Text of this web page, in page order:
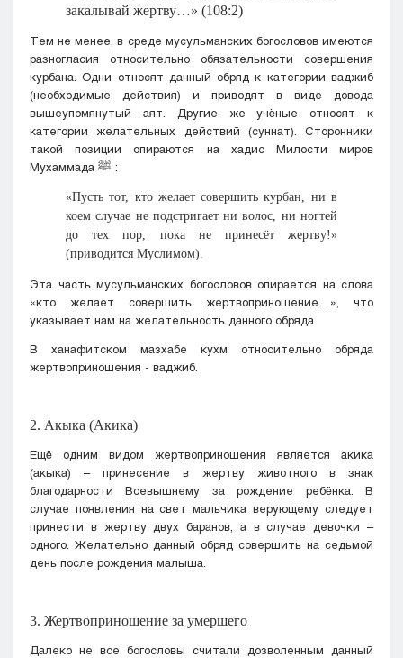
закалывай жертву…» (108:2)
Тем не менее, в среде мусульманских богословов имеются
разногласия относительно обязательности совершения
курбана. Одни относят данный обряд к категории ваджиб
(необходимые действия) и приводят в виде довода
вышеупомянутый аят. Другие же учёные относят к
категории желательных действий (суннат). Сторонники
такой позиции опираются на хадис Милости миров
Мухаммада ﷺ :
«Пусть тот, кто желает совершить курбан, ни в
коем случае не подстригает ни волос, ни ногтей
до тех пор, пока не принесёт жертву!»
(приводится Муслимом).
Эта часть мусульманских богословов опирается на слова
«кто желает совершить жертвоприношение…», что
указывает нам на желательность данного обряда.
В ханафитском мазхабе кухм относительно обряда
жертвоприношения - ваджиб.
2. Акыка (Акика)
Ещё одним видом жертвоприношения является акика
(акыка) – принесение в жертву животного в знак
благодарности Всевышнему за рождение ребёнка. В
случае появления на свет мальчика верующему следует
принести в жертву двух баранов, а в случае девочки –
одного. Желательно данный обряд совершить на седьмой
день после рождения малыша.
3. Жертвоприношение за умершего
Далеко не все богословы считали дозволенным данный